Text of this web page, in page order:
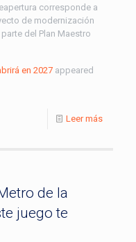
corresponde a
de modernización
del Plan Maestro
en 2027 appeared
Leer más
de la
juego te